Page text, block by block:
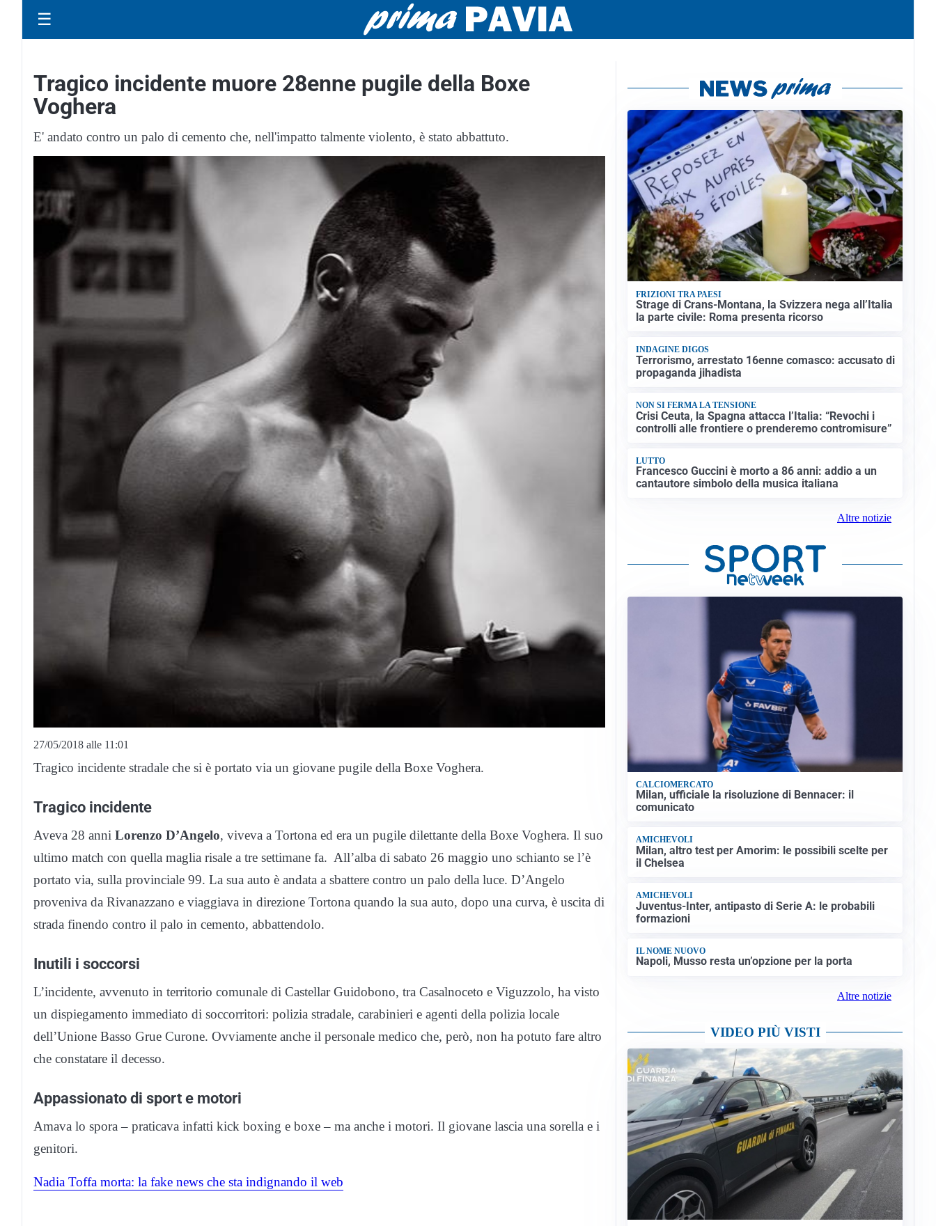
☰
Tragico incidente muore 28enne pugile della Boxe
Voghera
E' andato contro un palo di cemento che, nell'impatto talmente violento, è stato abbattuto.
27/05/2018 alle 11:01
Tragico incidente stradale che si è portato via un giovane pugile della Boxe Voghera.
Tragico incidente
Aveva 28 anni Lorenzo D’Angelo, viveva a Tortona ed era un pugile dilettante della Boxe Voghera. Il suo
ultimo match con quella maglia risale a tre settimane fa. All’alba di sabato 26 maggio uno schianto se l’è
portato via, sulla provinciale 99. La sua auto è andata a sbattere contro un palo della luce. D’Angelo
proveniva da Rivanazzano e viaggiava in direzione Tortona quando la sua auto, dopo una curva, è uscita di
strada finendo contro il palo in cemento, abbattendolo.
Inutili i soccorsi
L’incidente, avvenuto in territorio comunale di Castellar Guidobono, tra Casalnoceto e Viguzzolo, ha visto
un dispiegamento immediato di soccorritori: polizia stradale, carabinieri e agenti della polizia locale
dell’Unione Basso Grue Curone. Ovviamente anche il personale medico che, però, non ha potuto fare altro
che constatare il decesso.
Appassionato di sport e motori
Amava lo spora – praticava infatti kick boxing e boxe – ma anche i motori. Il giovane lascia una sorella e i
genitori.
Nadia Toffa morta: la fake news che sta indignando il web
FRIZIONI TRA PAESI
Strage di Crans-Montana, la Svizzera nega all’Italia
la parte civile: Roma presenta ricorso
INDAGINE DIGOS
Terrorismo, arrestato 16enne comasco: accusato di
propaganda jihadista
NON SI FERMA LA TENSIONE
Crisi Ceuta, la Spagna attacca l’Italia: “Revochi i
controlli alle frontiere o prenderemo contromisure”
LUTTO
Francesco Guccini è morto a 86 anni: addio a un
cantautore simbolo della musica italiana
Altre notizie
CALCIOMERCATO
Milan, ufficiale la risoluzione di Bennacer: il
comunicato
AMICHEVOLI
Milan, altro test per Amorim: le possibili scelte per
il Chelsea
AMICHEVOLI
Juventus-Inter, antipasto di Serie A: le probabili
formazioni
IL NOME NUOVO
Napoli, Musso resta un’opzione per la porta
Altre notizie
VIDEO PIÙ VISTI